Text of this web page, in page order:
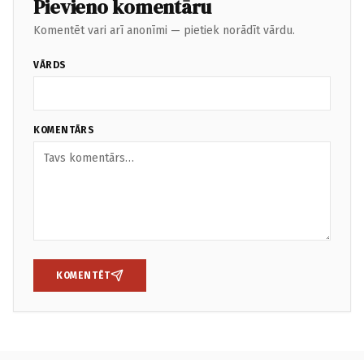
Pievieno komentāru
Komentēt vari arī anonīmi — pietiek norādīt vārdu.
VĀRDS
KOMENTĀRS
KOMENTĒT